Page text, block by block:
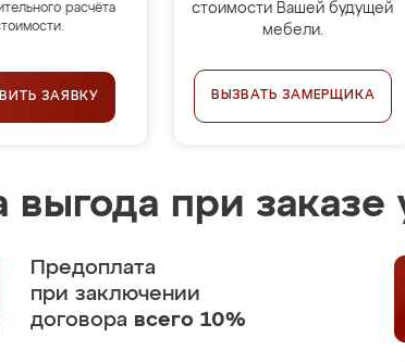
расчёта
ЗАЯВКУ
стоимости Вашей будущей
мебели.
ВЫЗВАТЬ ЗАМЕРЩИКА
выгода при заказе
Предоплата
при заключении
договора всего 10%